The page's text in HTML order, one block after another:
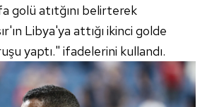
golü atıtğını belirterek
Libya'ya attığı ikinci golde
yaptı." ifadelerini kullandı.